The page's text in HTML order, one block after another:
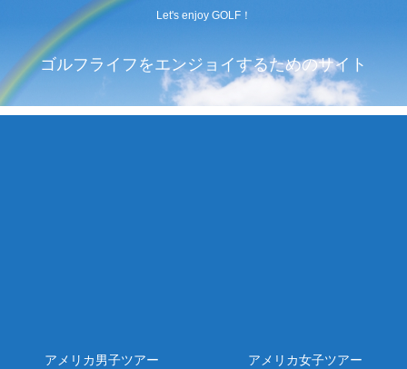
Let's enjoy GOLF！
ゴルフライフをエンジョイするためのサイト
アメリカ男子ツアー アメリカ女子ツアー